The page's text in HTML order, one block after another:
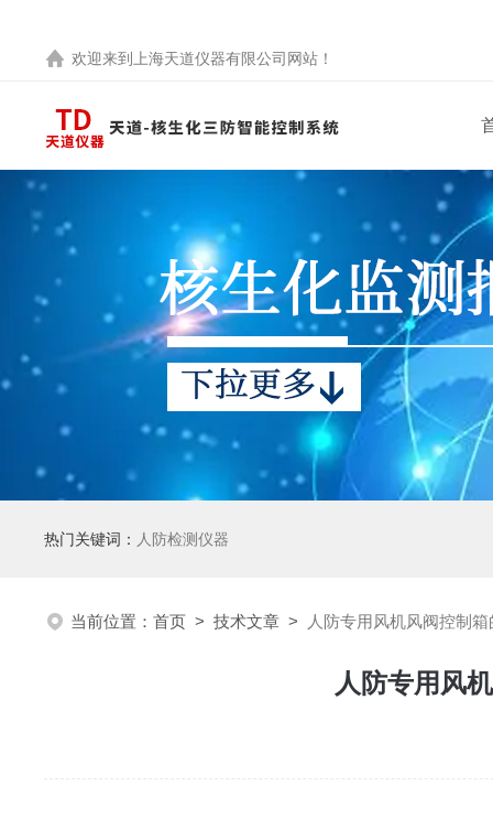
欢迎来到 上海天道仪器有限公司 网站！
热门关键词： 人防检测仪器
当前位置： 首页 > 技术文章 > 人防专用风机风阀控制
人防专用风